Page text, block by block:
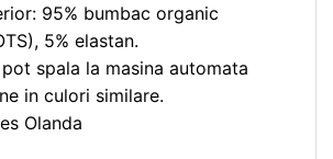
95% bumbac organic
5% elastan.
spala la masina automata
in culori similare.
Olanda